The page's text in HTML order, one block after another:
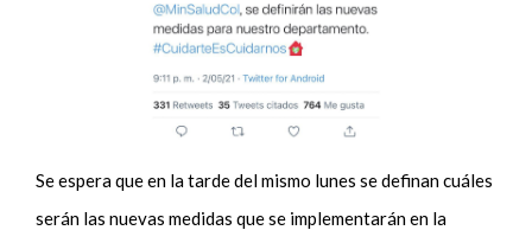
Se espera que en la tarde del mismo lunes se definan cuáles
serán las nuevas medidas que se implementarán en la